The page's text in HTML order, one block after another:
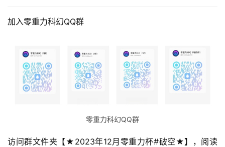
加入零重力科幻QQ群
零重力科幻QQ群
访问群文件夹【★2023年12月零重力杯#破空★】，阅读